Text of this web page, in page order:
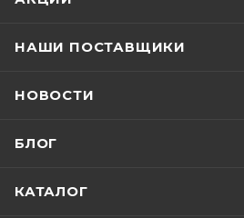
НАШИ ПОСТАВЩИКИ
НОВОСТИ
БЛОГ
КАТАЛОГ